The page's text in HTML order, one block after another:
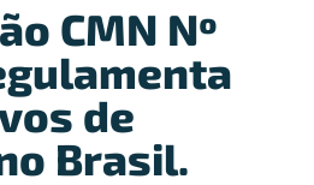
CMN Nº
de
Brasil.